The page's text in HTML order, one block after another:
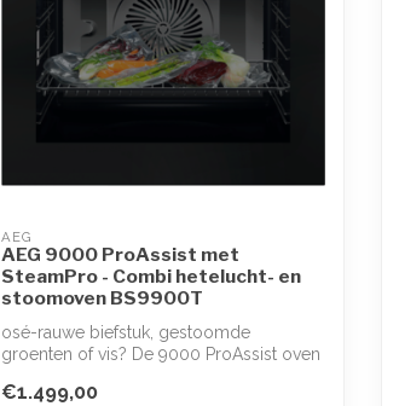
AEG
AEG 9000 ProAssist met
SteamPro - Combi hetelucht- en
stoomoven BS9900T
osé-rauwe biefstuk, gestoomde
groenten of vis? De 9000 ProAssist oven
€1.499,00